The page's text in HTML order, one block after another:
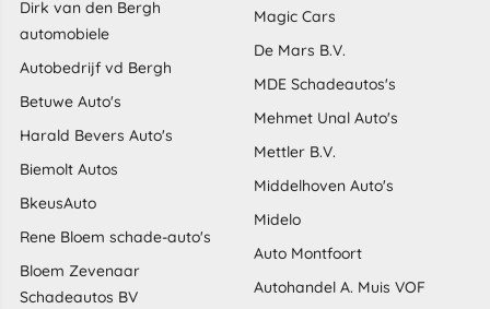
Dirk van den Bergh
automobiele
Autobedrijf vd Bergh
Betuwe Auto's
Harald Bevers Auto's
Biemolt Autos
BkeusAuto
Rene Bloem schade-auto's
Bloem Zevenaar
Schadeautos BV
Magic Cars
De Mars B.V.
MDE Schadeautos's
Mehmet Unal Auto's
Mettler B.V.
Middelhoven Auto's
Midelo
Auto Montfoort
Autohandel A. Muis VOF